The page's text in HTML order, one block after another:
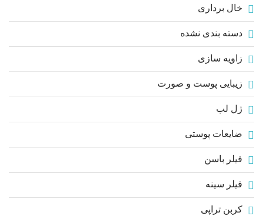
خال برداری
دسته بندی نشده
زاویه سازی
زیبایی پوست و صورت
ژل لب
ضایعات پوستی
فیلر باسن
فیلر سینه
کربن تراپی